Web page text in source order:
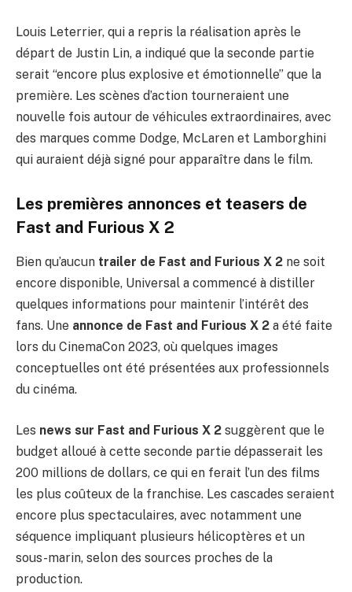
Louis Leterrier, qui a repris la réalisation après le
départ de Justin Lin, a indiqué que la seconde partie
serait “encore plus explosive et émotionnelle” que la
première. Les scènes d’action tourneraient une
nouvelle fois autour de véhicules extraordinaires, avec
des marques comme Dodge, McLaren et Lamborghini
qui auraient déjà signé pour apparaître dans le film.
Les premières annonces et teasers de
Fast and Furious X 2
Bien qu’aucun trailer de Fast and Furious X 2 ne soit
encore disponible, Universal a commencé à distiller
quelques informations pour maintenir l’intérêt des
fans. Une annonce de Fast and Furious X 2 a été faite
lors du CinemaCon 2023, où quelques images
conceptuelles ont été présentées aux professionnels
du cinéma.
Les news sur Fast and Furious X 2 suggèrent que le
budget alloué à cette seconde partie dépasserait les
200 millions de dollars, ce qui en ferait l’un des films
les plus coûteux de la franchise. Les cascades seraient
encore plus spectaculaires, avec notamment une
séquence impliquant plusieurs hélicoptères et un
sous-marin, selon des sources proches de la
production.